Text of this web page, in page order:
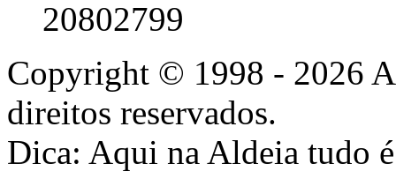
20802799
Copyright © 1998 - 2026
direitos reservados.
Dica: Aqui na Aldeia tudo